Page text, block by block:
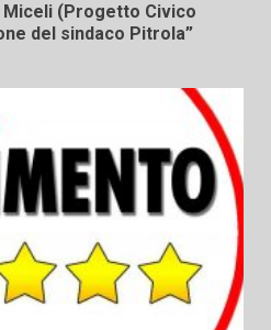
Miceli (Progetto Civico
del sindaco Pitrola”